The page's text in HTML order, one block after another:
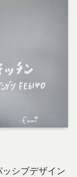
シブデザイン